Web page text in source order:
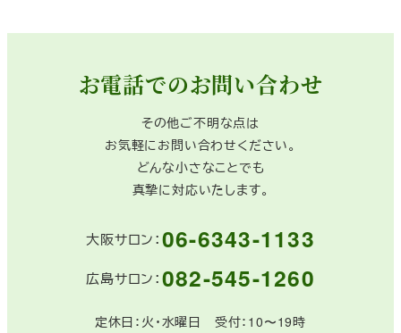
お電話でのお問い合わせ
その他ご不明な点は
お気軽にお問い合わせください。
どんな小さなことでも
真摯に対応いたします。
大阪サロン：06-6343-1133
広島サロン：082-545-1260
定休日：火・水曜日 受付：10〜19時